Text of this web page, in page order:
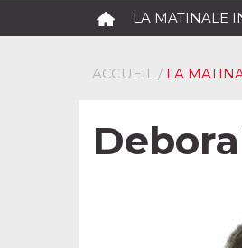
LA MATINALE
ACCUEIL / LA